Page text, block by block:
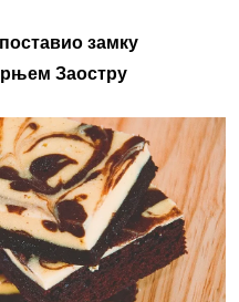
замку
Заостру